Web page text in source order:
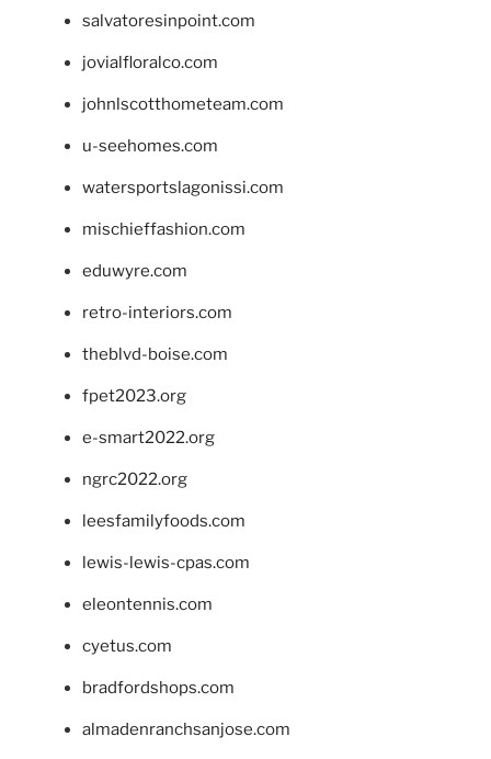
salvatoresinpoint.com
jovialfloralco.com
johnlscotthometeam.com
u-seehomes.com
watersportslagonissi.com
mischieffashion.com
eduwyre.com
retro-interiors.com
theblvd-boise.com
fpet2023.org
e-smart2022.org
ngrc2022.org
leesfamilyfoods.com
lewis-lewis-cpas.com
eleontennis.com
cyetus.com
bradfordshops.com
almadenranchsanjose.com